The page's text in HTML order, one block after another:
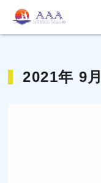
2021年 9月 06日
2021年 9